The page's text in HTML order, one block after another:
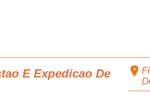
E Expedicao De